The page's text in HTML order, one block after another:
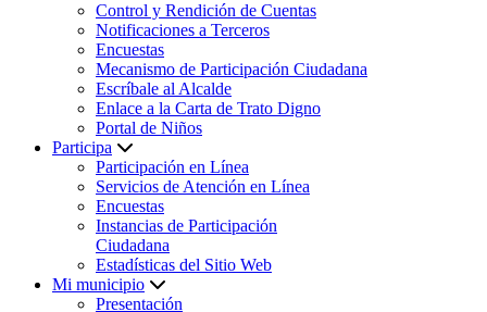
Control y Rendición de Cuentas
Notificaciones a Terceros
Encuestas
Mecanismo de Participación Ciudadana
Escríbale al Alcalde
Enlace a la Carta de Trato Digno
Portal de Niños
Participa
Participación en Línea
Servicios de Atención en Línea
Encuestas
Instancias de Participación
Ciudadana
Estadísticas del Sitio Web
Mi municipio
Presentación